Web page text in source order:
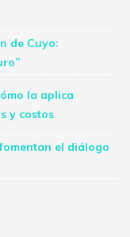
de Cuyo:
la aplica
y costos
el diálogo